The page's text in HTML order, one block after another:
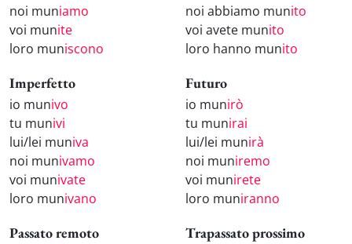
noi muniamo
voi munite
loro muniscono
noi abbiamo munito
voi avete munito
loro hanno munito
Imperfetto
io munivo
tu munivi
lui/lei muniva
noi munivamo
voi munivate
loro munivano
Futuro
io munirò
tu munirai
lui/lei munirà
noi muniremo
voi munirete
loro muniranno
Passato remoto Trapassato prossimo